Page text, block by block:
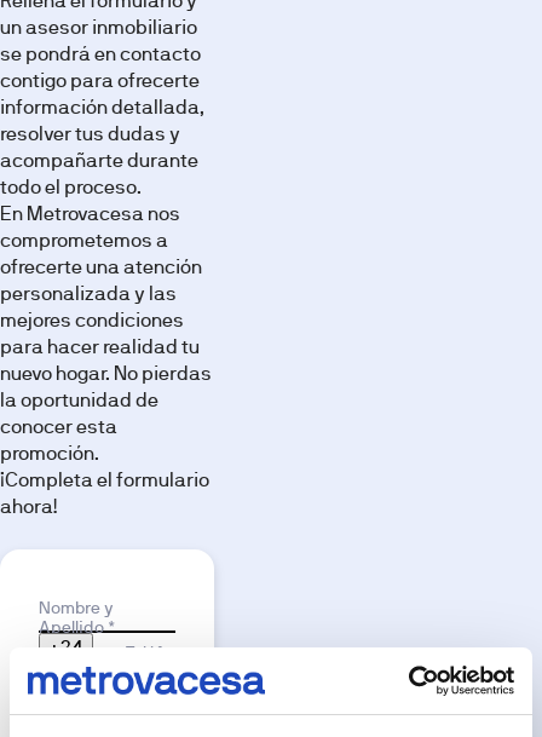
un asesor inmobiliario
se pondrá en contacto
contigo para ofrecerte
información detallada,
resolver tus dudas y
acompañarte durante
todo el proceso.
En Metrovacesa nos
comprometemos a
ofrecerte una atención
personalizada y las
mejores condiciones
para hacer realidad tu
nuevo hogar. No pierdas
la oportunidad de
conocer esta
promoción.
¡Completa el formulario
ahora!
Nombre y
Apellido *
+34
Teléfono
*
Motivo de interés
Otros Videos Tour
Virtual
Imágenes,
infografías
y
recreaciones
con
fines
ilustrativos.
El
amueblamiento,
elementos
decorativos,
iluminación
y
atrezzo
mostrados
no
forman
parte
del
producto
entregable
que
se
expresamente.
imágenes
pueden
reflejar
exactitud